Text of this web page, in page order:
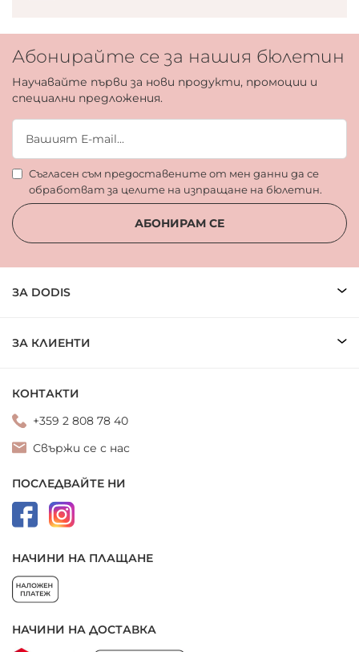
Абонирайте се за нашия бюлетин
Научавайте първи за нови продукти, промоции и
специални предложения.
Съгласен съм предоставените от мен данни да се
обработват за целите на изпращане на бюлетин.
АБОНИРАМ СЕ
ЗА DODIS
ЗА КЛИЕНТИ
КОНТАКТИ
+359 2 808 78 40
Свържи се с нас
ПОСЛЕДВАЙТЕ НИ
НАЧИНИ НА ПЛАЩАНЕ
НАЧИНИ НА ДОСТАВКА